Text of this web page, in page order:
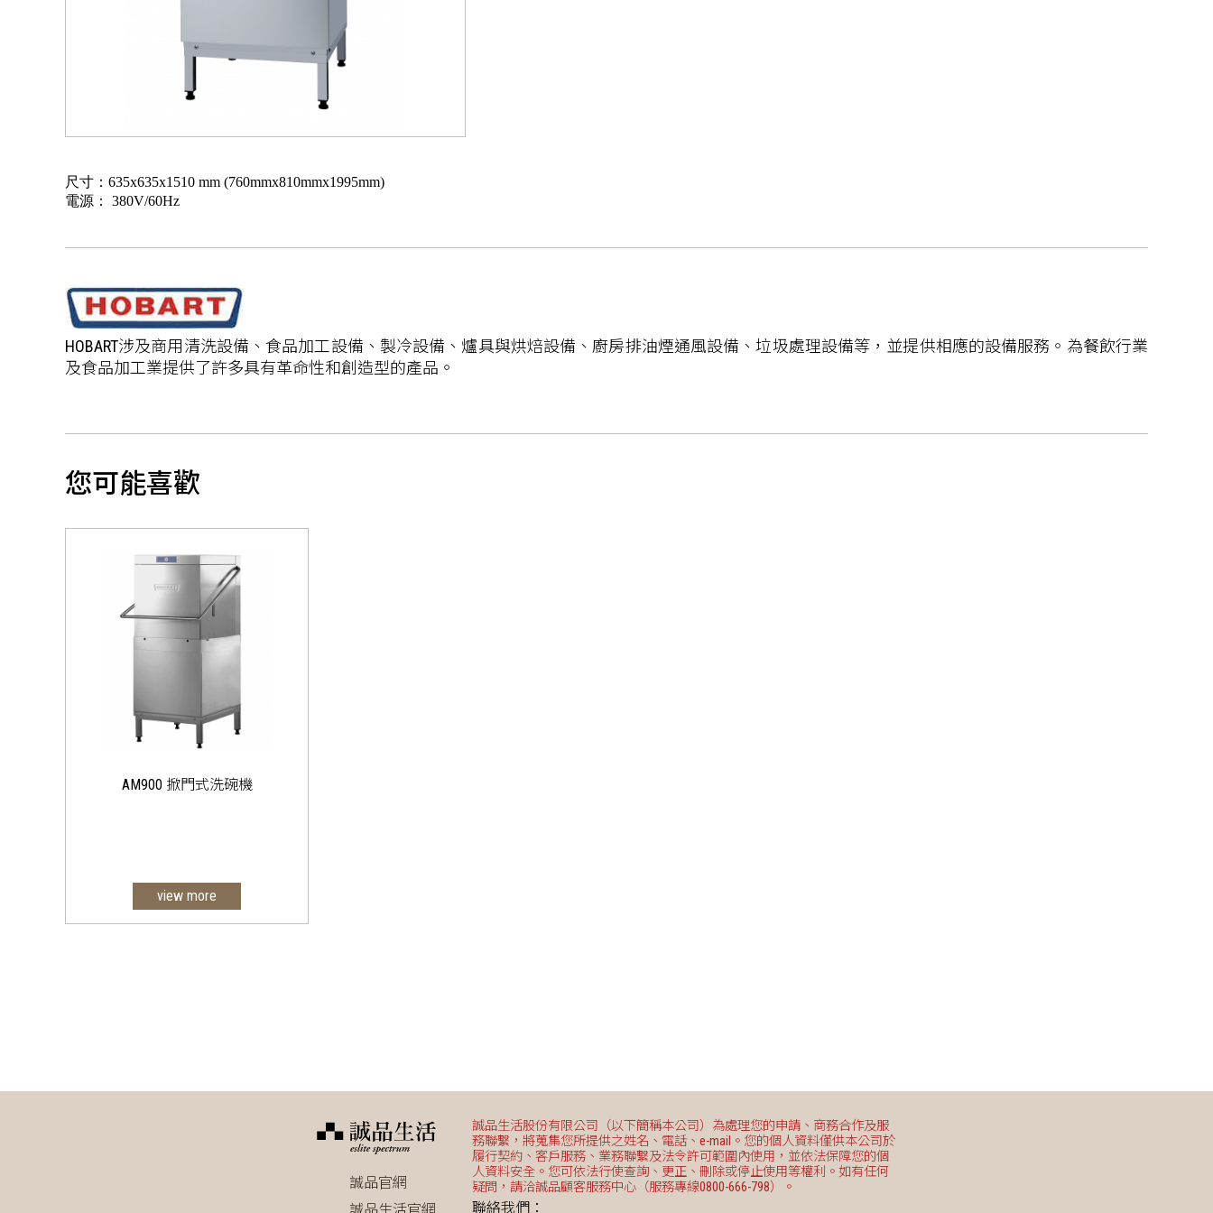
尺寸：635x635x1510 mm (760mmx810mmx1995mm)
電源： 380V/60Hz
HOBART涉及商用清洗設備、食品加工設備、製冷設備、爐具與烘焙設備、廚房排油煙通風設備、垃圾處理設備等，並提供相應的設備服務。為餐飲行業
及食品加工業提供了許多具有革命性和創造型的產品。
您可能喜歡
AM900 掀門式洗碗機
至今Hobart洗碗機致力於推廣綠
色節約能源，許多機種均已通過
view more
誠品官網
誠品生活股份有限公司（以下簡稱本公司）為處理您的申請、商務合作及服
務聯繫，將蒐集您所提供之姓名、電話、e-mail。您的個人資料僅供本公司於
履行契約、客戶服務、業務聯繫及法令許可範圍內使用，並依法保障您的個
人資料安全。您可依法行使查詢、更正、刪除或停止使用等權利。如有任何
疑問，請洽誠品顧客服務中心（服務專線0800-666-798）。
聯絡我們：